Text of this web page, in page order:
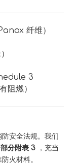
纤维）
3
阻燃）
安全法规。我们
分附表 3
，充当
火材料️。